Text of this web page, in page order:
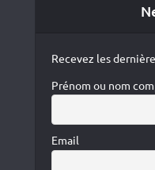
Recevez les
Prénom ou nom
Email